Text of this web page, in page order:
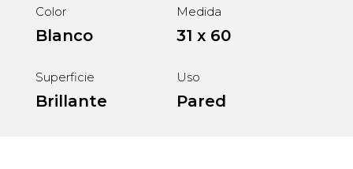
Color
Blanco
Medida
31 x 60
Superficie
Brillante
Uso
Pared